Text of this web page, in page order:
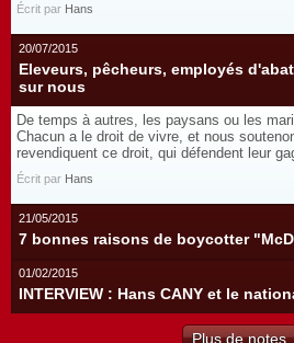
Écrit par Hans
20/07/2015
Eleveurs, pêcheurs, employés
sur nous
De temps à autres, les paysans ou les
Chacun a le droit de vivre, et nous
revendiquent ce droit, qui défendent leur
Écrit par Hans
21/05/2015
7 bonnes raisons de boycotter
01/02/2015
INTERVIEW : Hans CANY et le
Plus de